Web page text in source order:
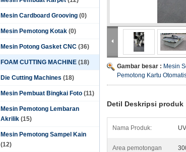
Mesin Cardboard Grooving (0)
Mesin Pemotong Kotak (0)
Mesin Potong Gasket CNC (36)
FOAM CUTTING MACHINE (18)
Die Cutting Machines (18)
Mesin Pembuat Bingkai Foto (11)
Mesin Pemotong Lembaran
Akrilik (15)
Mesin Pemotong Sampel Kain
(12)
Gambar besar : Mesin
Pemotong Kartu
Detil Deskripsi produk
Nama Produk:
Area pemotongan